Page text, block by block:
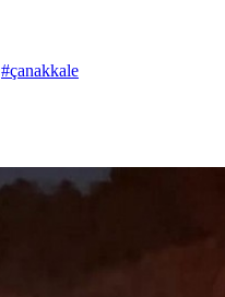
#çanakkale